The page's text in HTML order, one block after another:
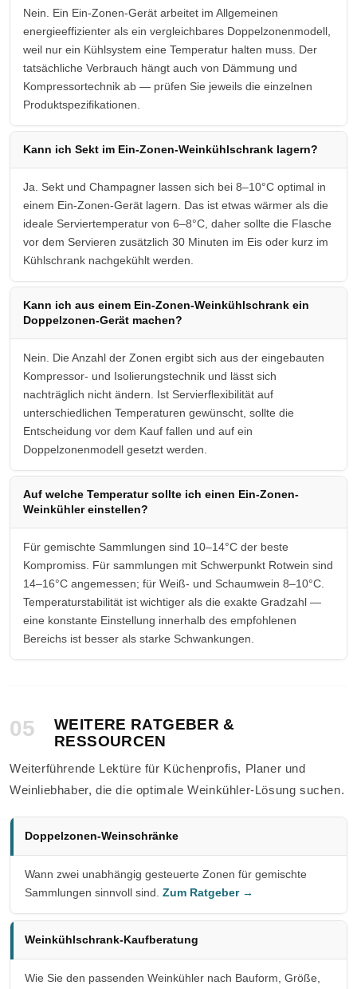
Nein. Ein Ein-Zonen-Gerät arbeitet im Allgemeinen
energieeffizienter als ein vergleichbares Doppelzonenmodell,
weil nur ein Kühlsystem eine Temperatur halten muss. Der
tatsächliche Verbrauch hängt auch von Dämmung und
Kompressortechnik ab — prüfen Sie jeweils die einzelnen
Produktspezifikationen.
Kann ich Sekt im Ein-Zonen-Weinkühlschrank lagern?
Ja. Sekt und Champagner lassen sich bei 8–10°C optimal in
einem Ein-Zonen-Gerät lagern. Das ist etwas wärmer als die
ideale Serviertemperatur von 6–8°C, daher sollte die Flasche
vor dem Servieren zusätzlich 30 Minuten im Eis oder kurz im
Kühlschrank nachgekühlt werden.
Kann ich aus einem Ein-Zonen-Weinkühlschrank ein
Doppelzonen-Gerät machen?
Nein. Die Anzahl der Zonen ergibt sich aus der eingebauten
Kompressor- und Isolierungstechnik und lässt sich
nachträglich nicht ändern. Ist Servierflexibilität auf
unterschiedlichen Temperaturen gewünscht, sollte die
Entscheidung vor dem Kauf fallen und auf ein
Doppelzonenmodell gesetzt werden.
Auf welche Temperatur sollte ich einen Ein-Zonen-
Weinkühler einstellen?
Für gemischte Sammlungen sind 10–14°C der beste
Kompromiss. Für sammlungen mit Schwerpunkt Rotwein sind
14–16°C angemessen; für Weiß- und Schaumwein 8–10°C.
Temperaturstabilität ist wichtiger als die exakte Gradzahl —
eine konstante Einstellung innerhalb des empfohlenen
Bereichs ist besser als starke Schwankungen.
05
WEITERE RATGEBER &
RESSOURCEN
Weiterführende Lektüre für Küchenprofis, Planer und
Weinliebhaber, die die optimale Weinkühler-Lösung suchen.
Doppelzonen-Weinschränke
Wann zwei unabhängig gesteuerte Zonen für gemischte
Sammlungen sinnvoll sind. Zum Ratgeber →
Weinkühlschrank-Kaufberatung
Wie Sie den passenden Weinkühler nach Bauform, Größe,